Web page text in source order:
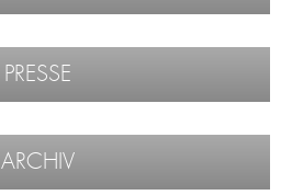
PRESSE
ARCHIV